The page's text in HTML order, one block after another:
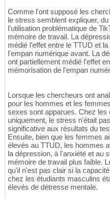
Comme l'ont supposé les
le stress semblent expliquer,
l'utilisation problématique de
mémoire de travail. La
médié l'effet entre le TTUD et
l'empan numérique avant. La
ont partiellement médié l'effet
mémorisation de l'empan
Lorsque les chercheurs ont
pour les hommes et les
sexes sont apparues. Chez
uniquement, le stress n'était
significative aux résultats du
Ensuite, bien que les femmes
élevés au TTUD, les hommes
la dépression, à l'anxiété et au
mémoire de travail plus faible.
qu'il n'est pas clair si la
chez les étudiants masculins
élevés de détresse mentale.